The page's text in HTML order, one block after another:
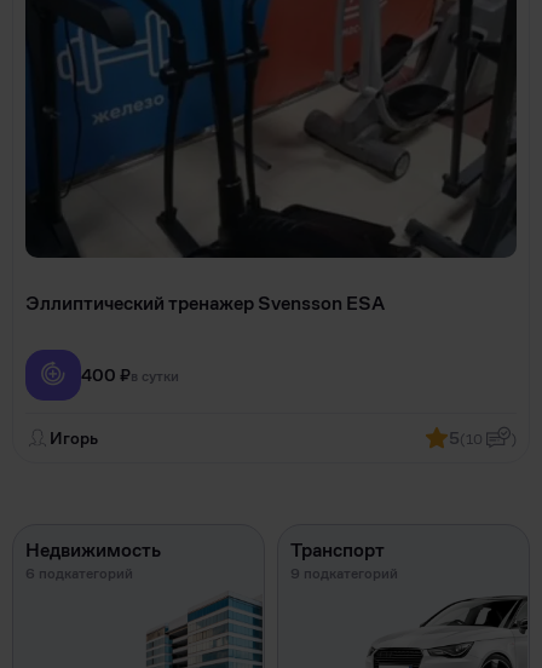
Эллиптический тренажер Svensson ESA
400 ₽в сутки
Игорь 5(10 )
Недвижимость
6 подкатегорий
Транспорт
9 подкатегорий